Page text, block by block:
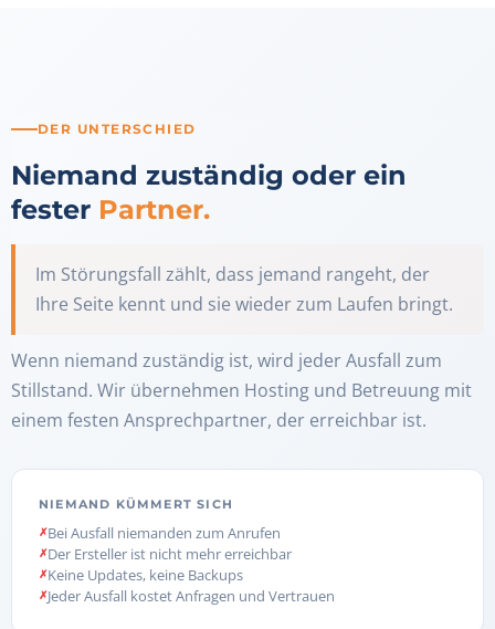
DER UNTERSCHIED
Niemand zuständig oder ein
fester Partner.
Im Störungsfall zählt, dass jemand rangeht, der
Ihre Seite kennt und sie wieder zum Laufen bringt.
Wenn niemand zuständig ist, wird jeder Ausfall zum
Stillstand. Wir übernehmen Hosting und Betreuung mit
einem festen Ansprechpartner, der erreichbar ist.
NIEMAND KÜMMERT SICH
Bei Ausfall niemanden zum Anrufen
Der Ersteller ist nicht mehr erreichbar
Keine Updates, keine Backups
Jeder Ausfall kostet Anfragen und Vertrauen